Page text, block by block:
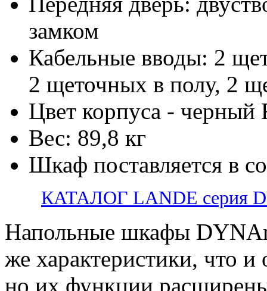
замком
Кабельные вводы: 2
2 щеточных в полу, 2
Цвет корпуса - черный
Вес: 89,8 кг
Шкаф поставляется в
КАТАЛОГ LANDE серия
Напольные шкафы
же характеристики, что
но их функции